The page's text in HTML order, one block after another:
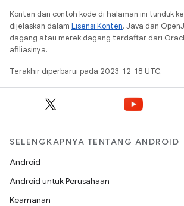
Konten dan contoh kode di halaman ini tunduk
dijelaskan dalam Lisensi Konten. Java dan
dagang atau merek dagang terdaftar dari
afiliasinya.
Terakhir diperbarui pada 2023-12-18 UTC.
SELENGKAPNYA TENTANG ANDROID
Android
Android untuk Perusahaan
Keamanan